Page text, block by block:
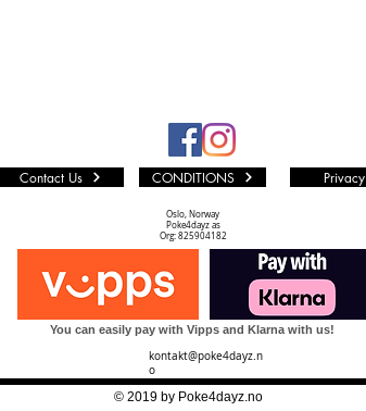
Contact Us CONDITIONS Privacy
Oslo, Norway
Poke4dayz as
Org: 825904182
You can easily pay with Vipps and Klarna with us!
kontakt@poke4dayz.n
o
© 2019 by Poke4dayz.no